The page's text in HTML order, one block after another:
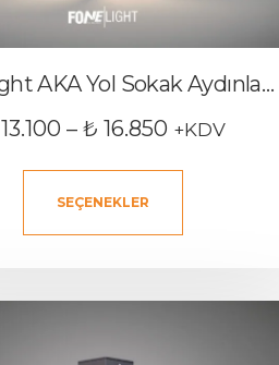
FoneLight AKA Yol Sokak Aydınlatma Direği
13.100 – ₺ 16.850 +KDV
SEÇENEKLER